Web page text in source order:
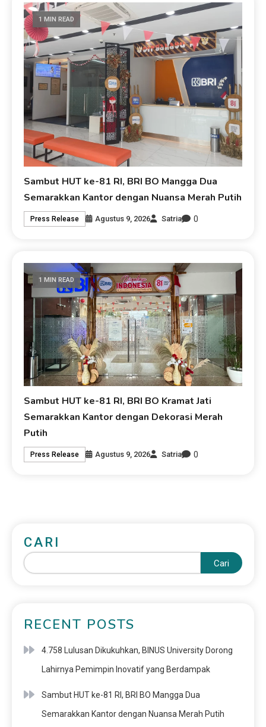
1 MIN READ
Sambut HUT ke-81 RI, BRI BO Mangga Dua
Semarakkan Kantor dengan Nuansa Merah Putih
Press Release Agustus 9, 2026 Satria 0
1 MIN READ
Sambut HUT ke-81 RI, BRI BO Kramat Jati
Semarakkan Kantor dengan Dekorasi Merah
Putih
Press Release Agustus 9, 2026 Satria 0
CARI
Cari
RECENT POSTS
4.758 Lulusan Dikukuhkan, BINUS University Dorong
Lahirnya Pemimpin Inovatif yang Berdampak
Sambut HUT ke-81 RI, BRI BO Mangga Dua
Semarakkan Kantor dengan Nuansa Merah Putih